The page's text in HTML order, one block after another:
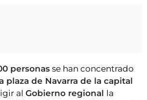
INICIAR SESIÓN
personas se han concentrado
plaza de Navarra de la capital
al Gobierno regional la